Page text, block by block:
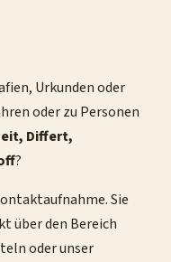
Urkunden oder
oder zu Personen
Differt,
?
Sie
über den Bereich
oder unser